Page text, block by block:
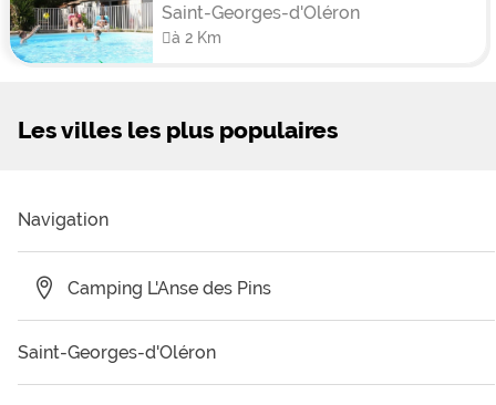
Saint-Georges-d'Oléron
à 2 Km
Les villes les plus populaires
Navigation
Camping L'Anse des Pins
Saint-Georges-d'Oléron